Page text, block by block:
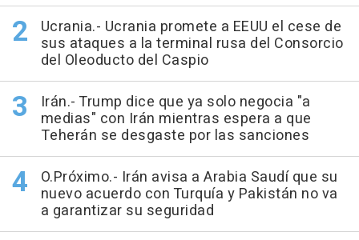
Ucrania.- Ucrania promete a EEUU el cese de
sus ataques a la terminal rusa del Consorcio
del Oleoducto del Caspio
Irán.- Trump dice que ya solo negocia "a
medias" con Irán mientras espera a que
Teherán se desgaste por las sanciones
O.Próximo.- Irán avisa a Arabia Saudí que su
nuevo acuerdo con Turquía y Pakistán no va
a garantizar su seguridad